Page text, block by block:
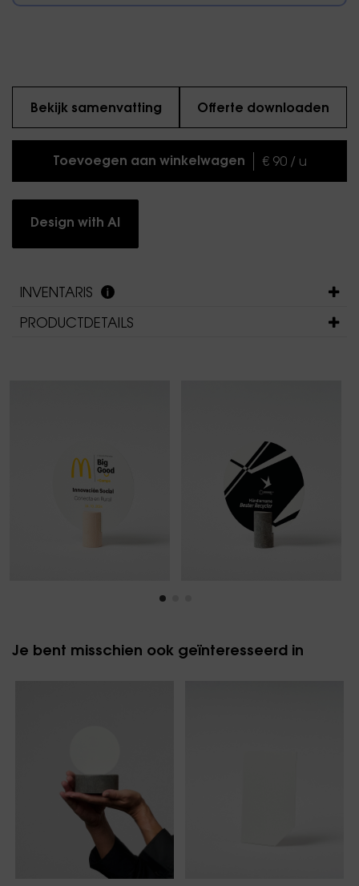
Bekijk samenvatting Offerte downloaden
Toevoegen aan winkelwagen € 90 / u
Design with AI
INVENTARIS
PRODUCTDETAILS
Je bent misschien ook geïnteresseerd in